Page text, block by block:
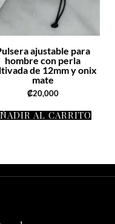
ajustable para
hombre con perla
de 12mm y onix
mate
₡20,000
AL CARRITO